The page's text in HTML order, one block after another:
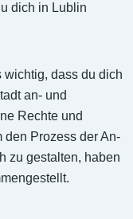
dich in Lublin
wichtig, dass du dich
an- und
Rechte und
den Prozess der An-
zu gestalten, haben